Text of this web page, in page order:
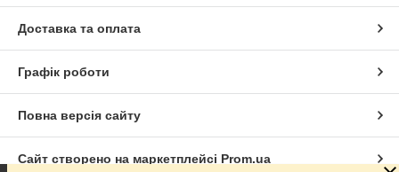
Доставка та оплата
Графік роботи
Повна версія сайту
Сайт створено на маркетплейсі Prom.ua